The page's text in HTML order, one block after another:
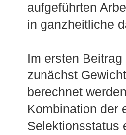
aufgeführten
in ganzheitliche
Im ersten
zunächst
berechnet
Kombination der
Selektionsstatus